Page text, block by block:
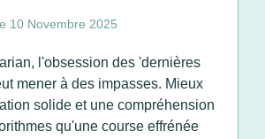
10 Novembre 2025
l'obsession des 'dernières
mener à des impasses. Mieux
solide et une compréhension
qu'une course effrénée